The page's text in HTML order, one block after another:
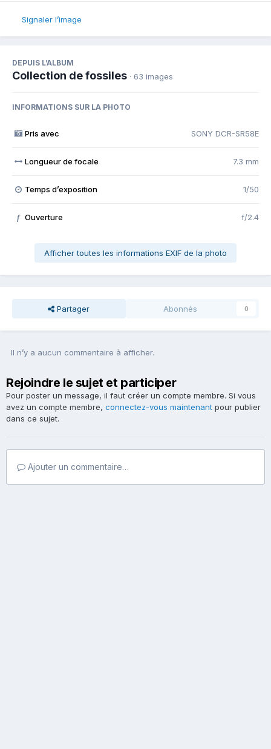
Signaler l’image
DEPUIS L’ALBUM
Collection de fossiles · 63 images
INFORMATIONS SUR LA PHOTO
Pris avec SONY DCR-SR58E
Longueur de focale 7.3 mm
Temps d’exposition 1/50
f Ouverture f/2.4
Afficher toutes les informations EXIF de la photo
Partager Abonnés 0
Il n’y a aucun commentaire à afficher.
Rejoindre le sujet et participer
Pour poster un message, il faut créer un compte membre. Si vous
avez un compte membre, connectez-vous maintenant pour publier
dans ce sujet.
Ajouter un commentaire…